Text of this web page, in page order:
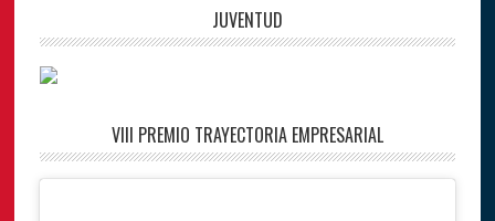
JUVENTUD
VIII PREMIO TRAYECTORIA EMPRESARIAL